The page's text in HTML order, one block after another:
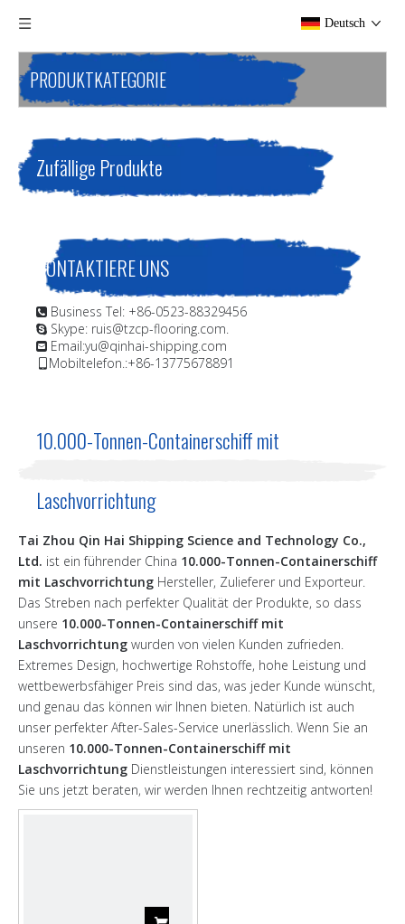
Deutsch
PRODUKTKATEGORIE
Zufällige Produkte
KONTAKTIERE UNS
 Business Tel: +86-0523-88329456
 Skype: ruis@tzcp-flooring.com.
 Email:yu@qinhai-shipping.com
Mobiltelefon.:+86-13775678891
10.000-Tonnen-Containerschiff mit
Laschvorrichtung
Tai Zhou Qin Hai Shipping Science and Technology Co.,
Ltd. ist ein führender China 10.000-Tonnen-Containerschiff
mit Laschvorrichtung Hersteller, Zulieferer und Exporteur.
Das Streben nach perfekter Qualität der Produkte, so dass
unsere 10.000-Tonnen-Containerschiff mit
Laschvorrichtung wurden von vielen Kunden zufrieden.
Extremes Design, hochwertige Rohstoffe, hohe Leistung und
wettbewerbsfähiger Preis sind das, was jeder Kunde wünscht,
und genau das können wir Ihnen bieten. Natürlich ist auch
unser perfekter After-Sales-Service unerlässlich. Wenn Sie an
unseren 10.000-Tonnen-Containerschiff mit
Laschvorrichtung Dienstleistungen interessiert sind, können
Sie uns jetzt beraten, wir werden Ihnen rechtzeitig antworten!